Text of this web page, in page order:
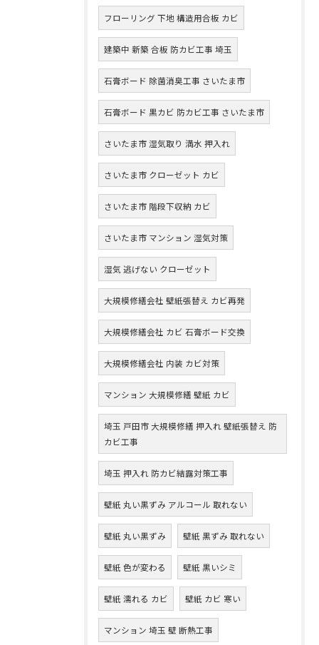
フローリング 下地 構造用合板 カビ
建築中 新築 合板 防カビ工事 埼玉
石膏ボード 除菌消臭工事 さいたま市
石膏ボード 黒カビ 防カビ工事 さいたま市
さいたま市 湿気取り 満水 押入れ
さいたま市 クローゼット カビ
さいたま市 階段下収納 カビ
さいたま市 マンション 湿気対策
湿気 逃げない クローゼット
大規模修繕会社 壁紙張替え カビ再発
大規模修繕会社 カビ 石膏ボード交換
大規模修繕会社 内装 カビ対策
マンション 大規模修繕 壁紙 カビ
埼玉 戸田市 大規模修繕 押入れ 壁紙張替え 防
カビ工事
埼玉 押入れ 防カビ結露対策工事
壁紙 丸い黒ずみ アルコール 取れない
壁紙 丸い黒ずみ 壁紙 黒ずみ 取れない
壁紙 色が変わる 壁紙 黒いシミ
壁紙 濡れる カビ 壁紙 カビ 寒い
マンション 埼玉 壁 断熱工事